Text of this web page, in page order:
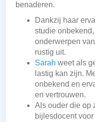
benaderen.
Dankzij haar
studie
onderwerpen
rustig uit.
Sarah weet als
lastig kan zijn.
onbekend en
en vertrouwen.
Als ouder die op
bijlesdocent